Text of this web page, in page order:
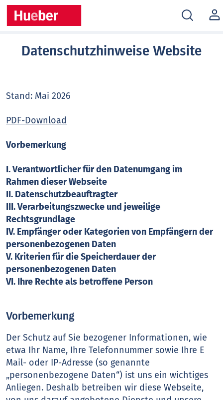
MEIN
Datenschutzhinweise Website
Stand: Mai 2026
PDF-Download
Vorbemerkung
I. Verantwortlicher für den Datenumgang im
Rahmen dieser Webseite
II. Datenschutzbeauftragter
III. Verarbeitungszwecke und jeweilige
Rechtsgrundlage
IV. Empfänger oder Kategorien von Empfängern der
personenbezogenen Daten
V. Kriterien für die Speicherdauer der
personenbezogenen Daten
VI. Ihre Rechte als betroffene Person
Vorbemerkung
Der Schutz auf Sie bezogener Informationen, wie
etwa Ihr Name, Ihre Telefonnummer sowie Ihre E
Mail- oder IP-Adresse (so genannte
„personenbezogene Daten“) ist uns ein wichtiges
Anliegen. Deshalb betreiben wir diese Webseite,